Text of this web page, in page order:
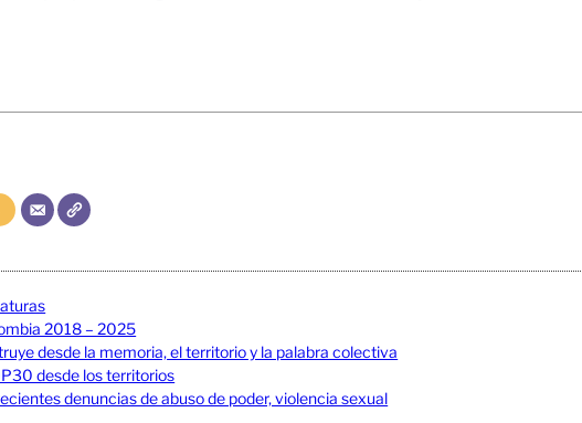
2018 – 2025
desde la memoria, el territorio y la palabra colectiva
desde los territorios
denuncias de abuso de poder, violencia sexual